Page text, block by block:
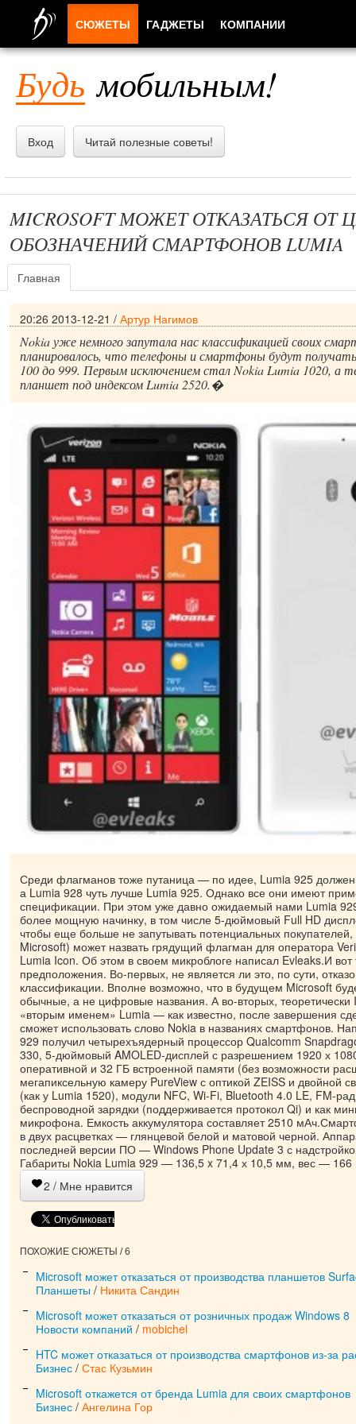
Будь мобильным!
Вход Читай полезные советы!
MICROSOFT МОЖЕТ ОТКАЗАТЬСЯ
ОБОЗНАЧЕНИЙ СМАРТФОНОВ LUMIA
Главная
20:26 2013-12-21 / Артур Нагимов
Nokia уже немного запутала нас классификацией своих
планировалось, что телефоны и смартфоны будут
100 до 999. Первым исключением стал Nokia Lumia 1020, а
планшет под индексом Lumia 2520.�
Среди флагманов тоже путаница — по идее, Lumia 925
а Lumia 928 чуть лучше Lumia 925. Однако все они имеют
спецификации. При этом уже давно ожидаемый нами Lumia
более мощную начинку, в том числе 5-дюймовый Full HD
чтобы еще больше не запутывать потенциальных
Microsoft) может назвать грядущий флагман для оператора
Lumia Icon. Об этом в своем микроблоге написал Evleaks.И вот
предположения. Во-первых, не является ли это, по сути,
классификации. Вполне возможно, что в будущем Microsoft
обычные, а не цифровые названия. А во-вторых, теоретически
«вторым именем» Lumia — как известно, после завершения
сможет использовать слово Nokia в названиях смартфонов.
929 получил четырехъядерный процессор Qualcomm
330, 5-дюймовый AMOLED-дисплей с разрешением 1920 х
оперативной и 32 ГБ встроенной памяти (без возможности
мегапиксельную камеру PureView с оптикой ZEISS и двойной
(как у Lumia 1520), модули NFC, Wi-Fi, Bluetooth 4.0 LE, FM-
беспроводной зарядки (поддерживается протокол Qi) и как
микрофона. Емкость аккумулятора составляет 2510
в двух расцветках — глянцевой белой и матовой черной.
последней версии ПО — Windows Phone Update 3 с
Габариты Nokia Lumia 929 — 136,5 x 71,4 х 10,5 мм, вес — 166
2 / Мне нравится
ПОХОЖИЕ СЮЖЕТЫ / 6
Microsoft может отказаться от производства планшетов
Планшеты / Никита Сандин
Microsoft может отказаться от розничных продаж Windows 8
Новости компаний / mobichel
HTC может отказаться от производства смартфонов из-за
Бизнес / Стас Кузьмин
Microsoft откажется от бренда Lumia для своих смартфонов
Бизнес / Ангелина Гор
СЮЖЕТЫ ГАДЖЕТЫ КОМПАНИИ
ПРИЛОЖЕНИЯ